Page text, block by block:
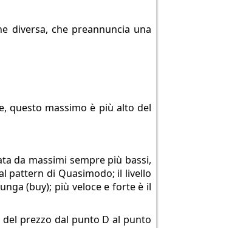
diversa, che preannuncia una
questo massimo è più alto del
da massimi sempre più bassi,
pattern di Quasimodo; il livello
(buy); più veloce e forte è il
prezzo dal punto D al punto